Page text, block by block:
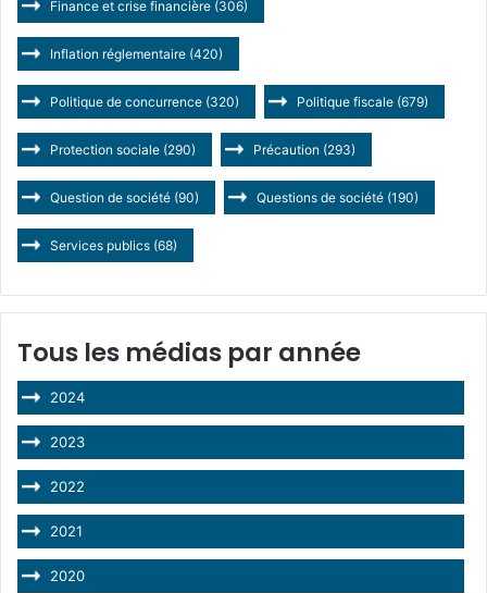
Finance et crise financière (306)
Inflation réglementaire (420)
Politique de concurrence (320) Politique fiscale (679)
Protection sociale (290) Précaution (293)
Question de société (90) Questions de société (190)
Services publics (68)
Tous les médias par année
2024
2023
2022
2021
2020